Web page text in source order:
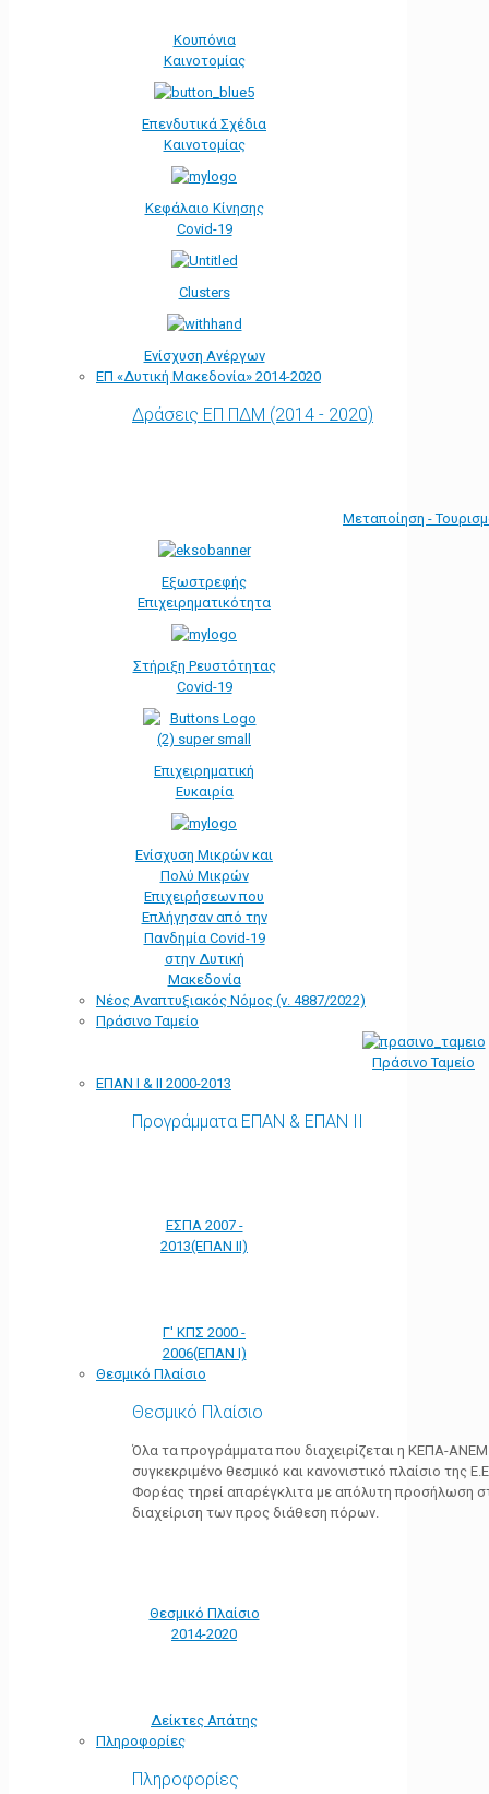
Κουπόνια
Καινοτομίας
Επενδυτικά Σχέδια
Καινοτομίας
Κεφάλαιο Κίνησης
Covid-19
Clusters
Ενίσχυση Ανέργων
ΕΠ «Δυτική Μακεδονία» 2014-2020
Δράσεις ΕΠ ΠΔΜ (2014 - 2020)
Μεταποίηση -
Εξωστρεφής
Επιχειρηματικότητα
Στήριξη Ρευστότητας
Covid-19
Επιχειρηματική
Ευκαιρία
Ενίσχυση Μικρών και
Πολύ Μικρών
Επιχειρήσεων που
Επλήγησαν από την
Πανδημία Covid-19
στην Δυτική
Μακεδονία
Νέος Αναπτυξιακός Νόμος (ν. 4887/2022)
Πράσινο Ταμείο
Πράσινο Ταμείο
ΕΠΑΝ Ι & ΙΙ 2000-2013
Προγράμματα ΕΠΑΝ & ΕΠΑΝ ΙΙ
ΕΣΠΑ 2007 -
2013(ΕΠΑΝ ΙΙ)
Γ' ΚΠΣ 2000 -
2006(ΕΠΑΝ Ι)
Θεσμικό Πλαίσιο
Θεσμικό Πλαίσιο
Όλα τα προγράμματα που διαχειρίζεται η ΚΕΠΑ-
συγκεκριμένο θεσμικό και κανονιστικό πλαίσιο της
Φορέας τηρεί απαρέγκλιτα με απόλυτη προσήλωση
διαχείριση των προς διάθεση πόρων.
Θεσμικό Πλαίσιο
2014-2020
Δείκτες Απάτης
Πληροφορίες
Πληροφορίες